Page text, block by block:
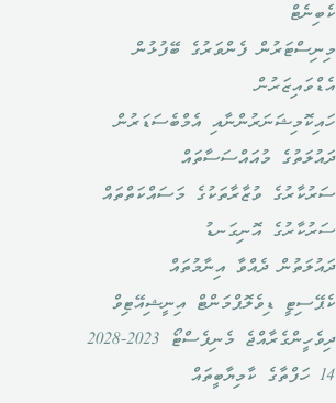
ކެބިނެޓް
މިނިސްޓަރުން ފެންވަރުގެ ބޭފުޅުން
އެޑްވައިޒަރުން
ހައިކޮމިޝަނަރުންނާއި އެމްބެސަޑަރުން
ދައުލަތުގެ މުއައްސަސާތައް
ސަރުކާރުގެ ވުޒާރާތަކުގެ މަސައްކަތްތައް
ސަރުކާރުގެ އޮނިގަނޑު
ދައުލަތުން ދެއްވާ އިނާމުތައް
ކެޕޭސިޓީ ޑިވެލޮޕްމަންޓް އިނީޝިއޭޓިވް
ދިވެހީންގެރާއްޖެ މެނިފެސްޓޯ 2023-2028
14 ހަފްތާގެ ކާމިޔާބީތައް